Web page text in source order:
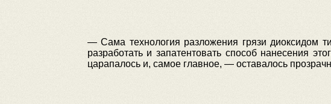
— Сама технология разложения грязи диоксидом
разработать и запатентовать способ нанесения
царапалось и, самое главное, — оставалось